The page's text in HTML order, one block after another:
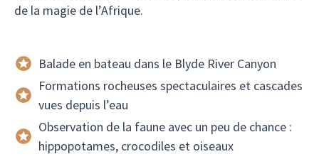
de la magie de l’Afrique.
Balade en bateau dans le Blyde River Canyon
Formations rocheuses spectaculaires et cascades
vues depuis l’eau
Observation de la faune avec un peu de chance :
hippopotames, crocodiles et oiseaux